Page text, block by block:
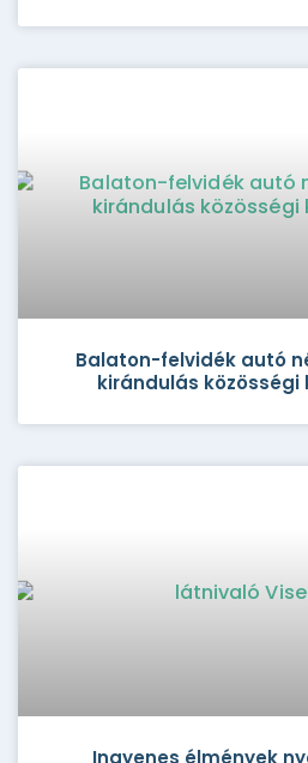
Balaton-felvidék autó
kirándulás közösségi